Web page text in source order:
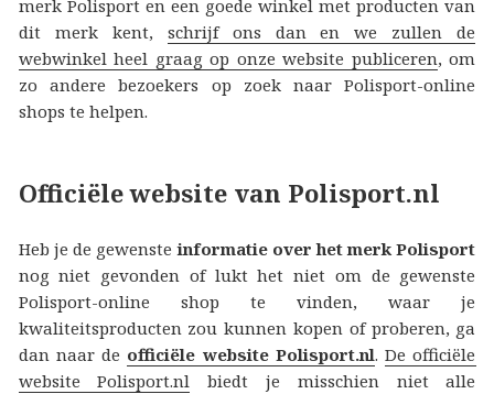
merk Polisport en een goede winkel met producten van
dit merk kent, schrijf ons dan en we zullen de
webwinkel heel graag op onze website publiceren, om
zo andere bezoekers op zoek naar Polisport-online
shops te helpen.
Officiële website van Polisport.nl
Heb je de gewensteinformatie over het merk Polisport
nog niet gevonden of lukt het niet om de gewenste
Polisport-online shop te vinden, waar je
kwaliteitsproducten zou kunnen kopen of proberen, ga
dan naar de officiële website Polisport.nl.De officiële
website Polisport.nl biedt je misschien niet alle